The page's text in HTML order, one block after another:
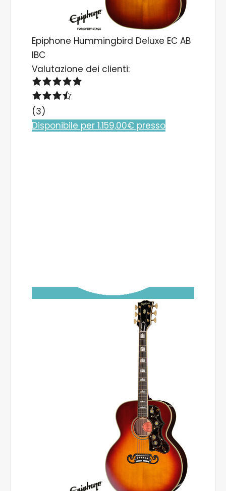
Epiphone Hummingbird Deluxe EC AB
IBC
Valutazione dei clienti:
(3)
Disponibile per 1.159,00€ presso